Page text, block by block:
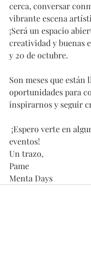
cerca, conversar
vibrante escena
¡Será un espacio
creatividad y buenas
y 20 de octubre.
Son meses que están
oportunidades para
inspirarnos y seguir
eventos!
Un trazo,
Pame
Menta Days